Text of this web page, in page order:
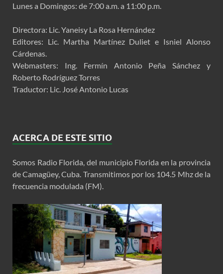
Lunes a Domingos: de 7:00 a.m. a 11:00 p.m.
Directora: Lic. Yaneisy La Rosa Hernández
Editores: Lic. Martha Martínez Duliet e Isniel Alonso
Cárdenas.
Webmasters: Ing. Fermín Antonio Peña Sánchez y
Roberto Rodríguez Torres
Traductor: Lic. José Antonio Lucas
ACERCA DE ESTE SITIO
Somos Radio Florida, del municipio Florida en la provincia
de Camagüey, Cuba. Transmitimos por los 104.5 Mhz de la
frecuencia modulada (FM).